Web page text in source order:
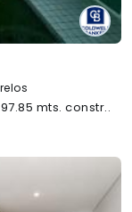
97.85 mts. constr..